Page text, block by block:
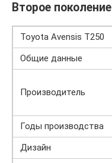
Второе поколение
Toyota Avensis T250
Общие данные
Производитель
Годы производства
Дизайн